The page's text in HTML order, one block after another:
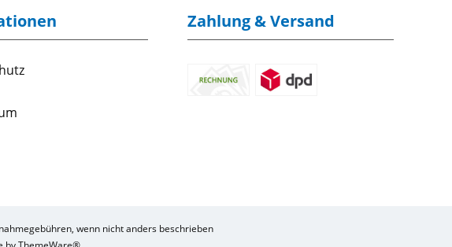
Zahlung & Versand
wenn nicht anders beschrieben